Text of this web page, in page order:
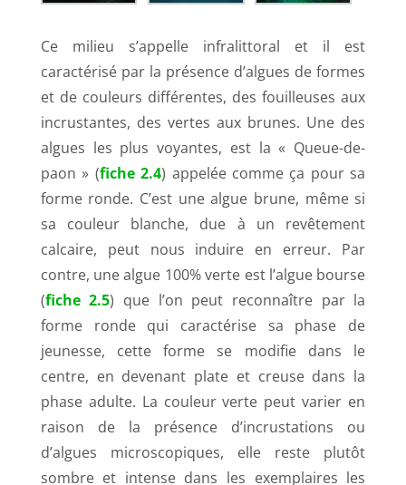
Ce milieu s’appelle infralittoral et il est
caractérisé par la présence d’algues de formes
et de couleurs différentes, des fouilleuses aux
incrustantes, des vertes aux brunes. Une des
algues les plus voyantes, est la « Queue-de-
paon » (fiche 2.4) appelée comme ça pour sa
forme ronde. C’est une algue brune, même si
sa couleur blanche, due à un revêtement
calcaire, peut nous induire en erreur. Par
contre, une algue 100% verte est l’algue bourse
(fiche 2.5) que l’on peut reconnaître par la
forme ronde qui caractérise sa phase de
jeunesse, cette forme se modifie dans le
centre, en devenant plate et creuse dans la
phase adulte. La couleur verte peut varier en
raison de la présence d’incrustations ou
d’algues microscopiques, elle reste plutôt
sombre et intense dans les exemplaires les